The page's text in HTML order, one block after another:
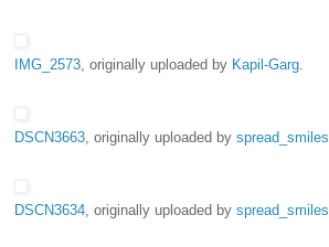
IMG_2573, originally uploaded by Kapil-Garg.
DSCN3663, originally uploaded by spread_smiles
DSCN3634, originally uploaded by spread_smiles